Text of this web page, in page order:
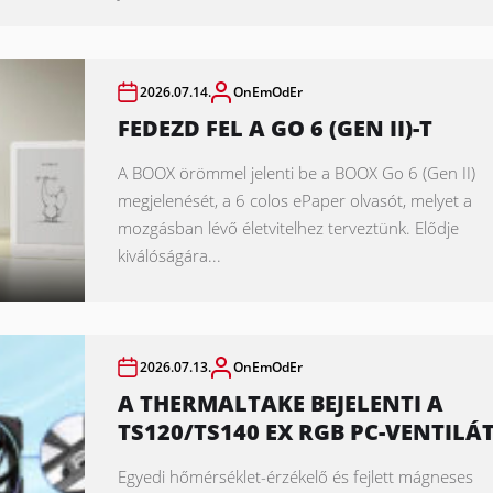
2026.07.14. OnEmOdEr
FEDEZD FEL A GO 6 (GEN II)-T
A BOOX örömmel jelenti be a BOOX Go 6 (Gen II)
megjelenését, a 6 colos ePaper olvasót, melyet a
mozgásban lévő életvitelhez terveztünk. Elődje
kiválóságára...
2026.07.13. OnEmOdEr
A THERMALTAKE BEJELENTI A
TS120/TS140 EX RGB PC-
Egyedi hőmérséklet-érzékelő és fejlett mágneses